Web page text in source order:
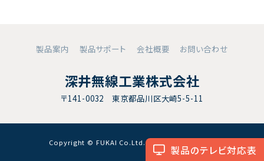
製品のテレビ対応表
製品案内 製品サポート 会社概要 お問い合わせ
深井無線工業株式会社
〒141-0032 東京都品川区大崎5-5-11
Copyright © FUKAI Co.Ltd. All RightsReserved.